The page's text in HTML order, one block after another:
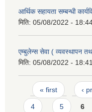
आर्थिक सहायता सम्बन्धी
मिति: 05/08/2022 -
एम्बुलेन्स सेवा ( व्यवस्थापन
मिति: 05/08/2022 - 18:41
Pages
« first ‹
4 5 6